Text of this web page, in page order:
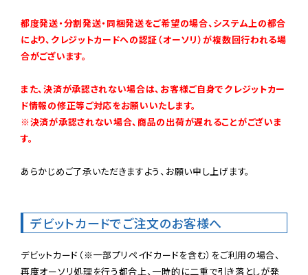
都度発送・分割発送・同梱発送をご希望の場合、システム上の都合
により、クレジットカードへの認証（オーソリ）が複数回行われる場
合がございます。
また、決済が承認されない場合は、お客様ご自身でクレジットカー
ド情報の修正等ご対応をお願いいたします。
※決済が承認されない場合、商品の出荷が遅れることがございま
す。
あらかじめご了承いただきますよう、お願い申し上げます。
デビットカードでご注文のお客様へ
デビットカード（※一部プリペイドカードを含む）をご利用の場合、
再度オーソリ処理を行う都合上、一時的に二重で引き落としが発